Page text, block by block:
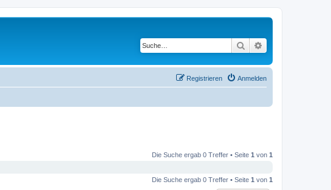
Suche
Anmelden
Registrieren
Die Suche ergab 0 Treffer • Seite 1 von 1
Die Suche ergab 0 Treffer • Seite 1 von 1